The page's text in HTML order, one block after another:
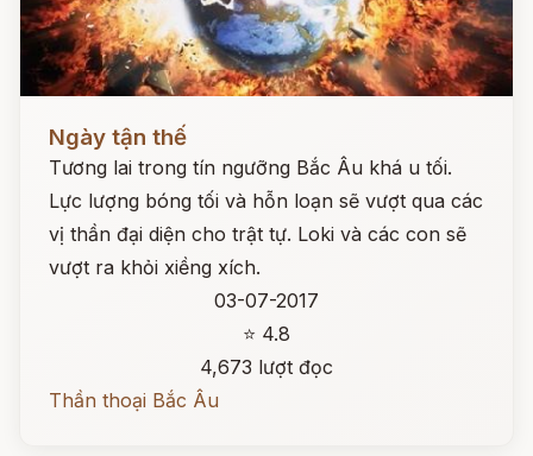
Ngày tận thế
Tương lai trong tín ngưỡng Bắc Âu khá u tối.
Lực lượng bóng tối và hỗn loạn sẽ vượt qua các
vị thần đại diện cho trật tự. Loki và các con sẽ
vượt ra khỏi xiềng xích.
03-07-2017
⭐ 4.8
4,673 lượt đọc
Thần thoại Bắc Âu